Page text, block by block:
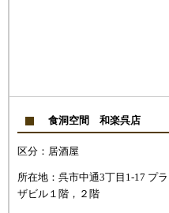
食洞空間 和楽呉店
区分：居酒屋
所在地：呉市中通3丁目1-17 プラ
ザビル１階，２階